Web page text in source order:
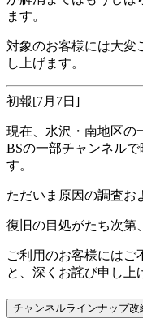
ます。
対象のお客様には大変
し上げます。
初報[7月7日]
現在、水沢・南地区の
BSの一部チャンネル
す。
ただいま原因の調査お
復旧の目処がたち次第
ご利用のお客様にはご
と、深くお詫び申し上
チャンネルラインナップ改